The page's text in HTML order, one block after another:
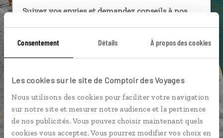
Consentement Détails À propos des cookies
Les cookies sur le site de Comptoir des Voyages
Nous utilisons des cookies pour faciliter votre navigation
sur notre site et mesurer notre audience et la pertinence
de nos publicités. Vous pouvez choisir maintenant quels
cookies vous acceptez. Vous pourrez modifier vos choix en
Suivez vos envies et demandez conseils à nos
Ils sauront organiser votre itinéraire au plus
près de vos envies et de la réalité du pays.
connectés en agence, mais aussi par email ou
téléphone.
Vous gardez le même interlocuteur avant,
pendant et après votre voyage.